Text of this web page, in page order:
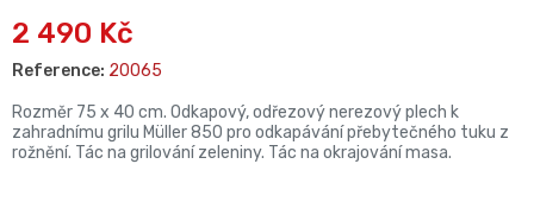
2 490 Kč
Reference: 20065
Rozměr 75 x 40 cm. Odkapový, odřezový nerezový plech k
zahradnímu grilu Müller 850 pro odkapávání přebytečného tuku z
rožnění. Tác na grilování zeleniny. Tác na okrajování masa.